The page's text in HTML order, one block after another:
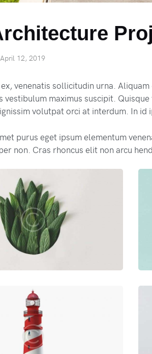
April 12, 2019
venenatis sollicitudin urna.
vestibulum maximus suscipit.
volutpat orci at interdum. In id
purus eget ipsum elementum
non. Cras rhoncus elit non arcu